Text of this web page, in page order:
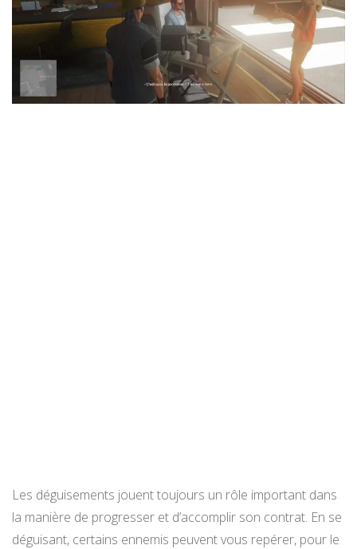
Les déguisements jouent toujours un rôle important dans
la manière de progresser et d’accomplir son contrat. En se
déguisant, certains ennemis peuvent vous repérer, pour le